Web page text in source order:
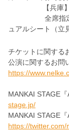
【兵庫】
全席指定：
ュアルシート（立
チケットに関す
公演に関するお
https://
MANKAI STAGE
stage.jp/
MANKAI STAGE
https://